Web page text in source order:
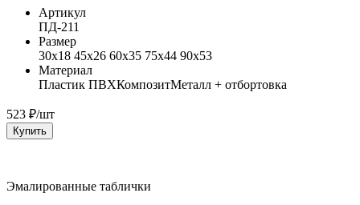
Артикул
ПД-211
Размер
30x18 45x26 60x35 75x44 90x53
Материал
Пластик ПВХКомпозитМеталл + отбортовка
523 ₽/шт
Купить
Эмалированные таблички